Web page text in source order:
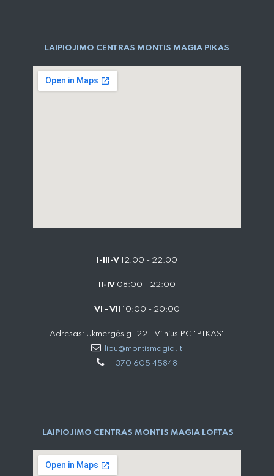
LAIPIOJIMO CENTRAS MONTIS MAGIA PIKAS
I-III-V 12:00 - 22:00
II-IV 08:00 - 22:00
VI - VII 10:00 - 20:00
Adresas: Ukmergės g. 221, Vilnius PC "PIKAS"
lipu@montismagia.lt
+370 605 45848
LAIPIOJIMO CENTRAS MONTIS MAGIA LOFTAS